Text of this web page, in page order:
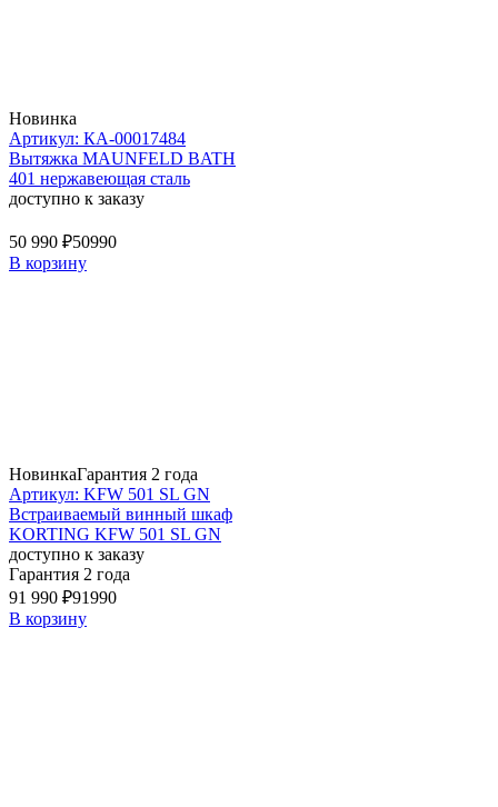
Новинка
Артикул: КА-00017484
Вытяжка MAUNFELD BATH
401 нержавеющая сталь
доступно к заказу
50 990 ₽50990
В корзину
НовинкаГарантия 2 года
Артикул: KFW 501 SL GN
Встраиваемый винный шкаф
KORTING KFW 501 SL GN
доступно к заказу
Гарантия 2 года
91 990 ₽91990
В корзину